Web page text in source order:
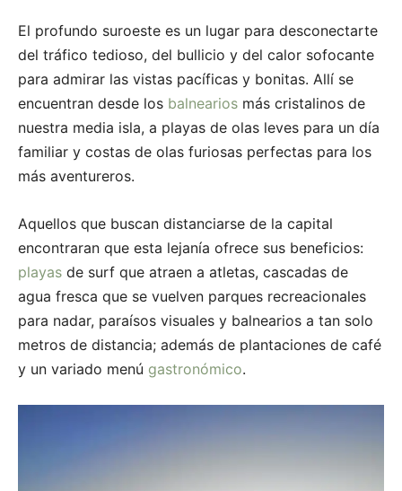
El profundo suroeste es un lugar para desconectarte
del tráfico tedioso, del bullicio y del calor sofocante
para admirar las vistas pacíficas y bonitas. Allí se
encuentran desde los balnearios más cristalinos de
nuestra media isla, a playas de olas leves para un día
familiar y costas de olas furiosas perfectas para los
más aventureros.
Aquellos que buscan distanciarse de la capital
encontraran que esta lejanía ofrece sus beneficios:
playas de surf que atraen a atletas, cascadas de
agua fresca que se vuelven parques recreacionales
para nadar, paraísos visuales y balnearios a tan solo
metros de distancia; además de plantaciones de café
y un variado menú gastronómico.